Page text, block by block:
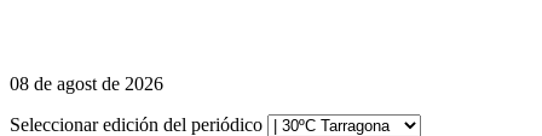
08 de agost de 2026
Seleccionar edición del periódico